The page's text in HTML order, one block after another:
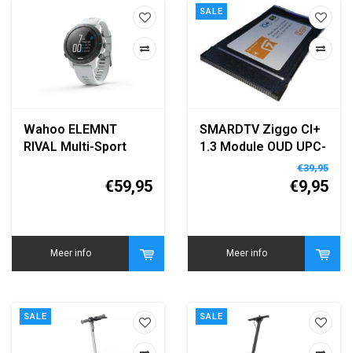
Wahoo ELEMNT
RIVAL Multi-Sport
€59,95
Meer info
SALE
SMARDTV Ziggo CI+
1.3 Module OUD UPC-
€39,95
€9,95
Meer info
SALE SALE